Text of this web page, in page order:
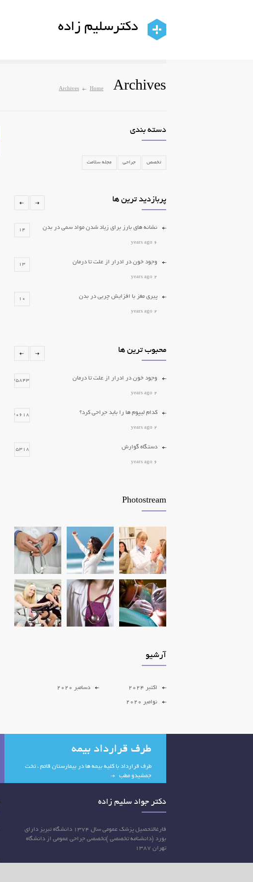
دکترسلیم زاده
Archives
Home
Archives
دسته بندی
تخصص جراحی مجله سلامت
پربازدید ترین ها
نشانه های بارز برای زیاد شدن مواد سمی در بدن 14
6 years ago
وجود خون در ادرار از علت تا درمان 13
2 years ago
پیری مغز با افزایش چربی در بدن 10
2 years ago
2 years ago
محبوب ترین ها
وجود خون در ادرار از علت تا درمان 75843
2 years ago
کدام لیپوم ها را باید جراحی کرد؟ 40618
2 years ago
دستگاه گوارش 15318
6 years ago
Photostream
آرشیو
اکتبر 2024 دسامبر 2020
نوامبر 2020
طرف قرارداد بیمه
طرف قرارداد با کلیه بیمه ها در بیمارستان قائم ، تخت
جمشیدو مطب
دکتر جواد سلیم زاده
فارغالتحصیل پزشک عمومی سال ۱۳۷۴ دانشگاه تبریز دارای
بورد (دانشنامه تخصصی )تخصصی جراحی عمومی از دانشگاه
تهران ۱۳۸۷